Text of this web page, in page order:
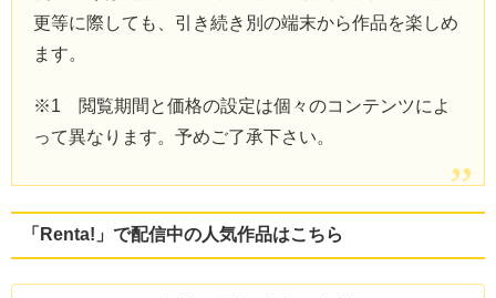
更等に際しても、引き続き別の端末から作品を楽しめ
ます。
※1 閲覧期間と価格の設定は個々のコンテンツによ
って異なります。予めご了承下さい。
「Renta!」で配信中の人気作品はこちら